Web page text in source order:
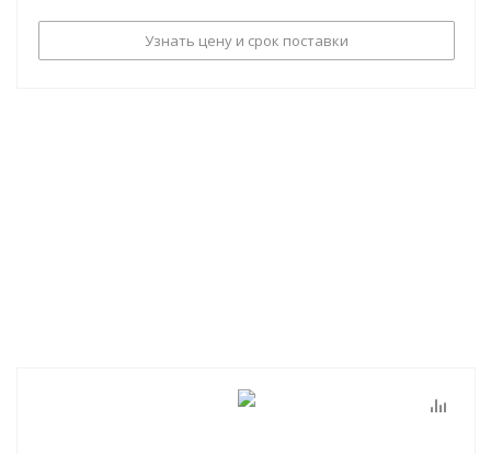
Узнать цену и срок поставки